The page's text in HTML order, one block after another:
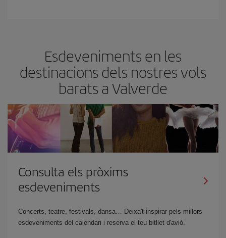
Esdeveniments en les
destinacions dels nostres vols
barats a Valverde
Consulta els pròxims
esdeveniments
Concerts, teatre, festivals, dansa… Deixa't inspirar pels millors
esdeveniments del calendari i reserva el teu bitllet d'avió.